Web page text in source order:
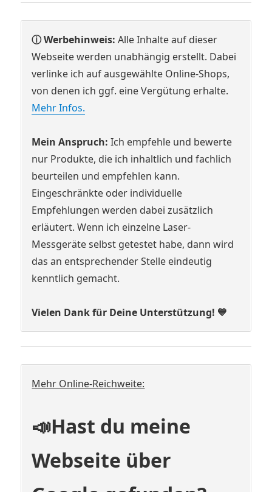
ⓘ Werbehinweis: Alle Inhalte auf dieser
Webseite werden unabhängig erstellt. Dabei
verlinke ich auf ausgewählte Online-Shops,
von denen ich ggf. eine Vergütung erhalte.
Mehr Infos.
Mein Anspruch: Ich empfehle und bewerte
nur Produkte, die ich inhaltlich und fachlich
beurteilen und empfehlen kann.
Eingeschränkte oder individuelle
Empfehlungen werden dabei zusätzlich
erläutert. Wenn ich einzelne Laser-
Messgeräte selbst getestet habe, dann wird
das an entsprechender Stelle eindeutig
kenntlich gemacht.
Vielen Dank für Deine Unterstützung! 💙
Mehr Online-Reichweite:
📣Hast du meine
Webseite über